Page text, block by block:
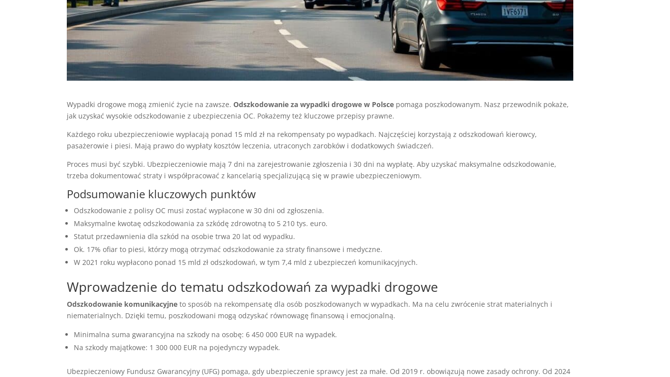
Wypadki drogowe mogą zmienić życie na zawsze.Odszkodowanie za wypadki drogowe w Polsce pomaga poszkodowanym. Nasz przewodnik pokaże,
jak uzyskać wysokie odszkodowanie z ubezpieczenia OC. Pokażemy też kluczowe przepisy prawne.
Każdego roku ubezpieczeniowie wypłacają ponad 15 mld zł na rekompensaty po wypadkach. Najczęściej korzystają z odszkodowań kierowcy,
pasażerowie i piesi. Mają prawo do wypłaty kosztów leczenia, utraconych zarobków i dodatkowych świadczeń.
Proces musi być szybki. Ubezpieczeniowie mają 7 dni na zarejestrowanie zgłoszenia i 30 dni na wypłatę. Aby uzyskać maksymalne odszkodowanie,
trzeba dokumentować straty i współpracować z kancelarią specjalizującą się w prawie ubezpieczeniowym.
Podsumowanie kluczowych punktów
Odszkodowanie z polisy OC musi zostać wypłacone w 30 dni od zgłoszenia.
Maksymalne kwotaę odszkodowania za szkódę zdrowotną to 5 210 tys. euro.
Statut przedawnienia dla szkód na osobie trwa 20 lat od wypadku.
Ok. 17% ofiar to piesi, którzy mogą otrzymać odszkodowanie za straty finansowe i medyczne.
W 2021 roku wypłacono ponad 15 mld zł odszkodowań, w tym 7,4 mld z ubezpieczeń komunikacyjnych.
Wprowadzenie do tematu odszkodowań za wypadki drogowe
Odszkodowanie komunikacyjne to sposób na rekompensatę dla osób poszkodowanych w wypadkach. Ma na celu zwrócenie strat materialnych i
niematerialnych. Dzięki temu, poszkodowani mogą odzyskać równowagę finansową i emocjonalną.
Minimalna suma gwarancyjna na szkody na osobę: 6 450 000 EUR na wypadek.
Na szkody majątkowe: 1 300 000 EUR na pojedynczy wypadek.
Ubezpieczeniowy Fundusz Gwarancyjny (UFG) pomaga, gdy ubezpieczenie sprawcy jest za małe. Od 2019 r. obowiązują nowe zasady ochrony. Od 2024